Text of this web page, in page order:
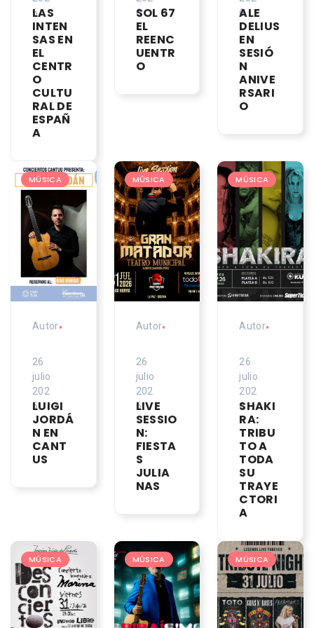
6
LAS
INTEN
SAS EN
EL
CENTR
O
CULTU
RAL DE
ESPAÑ
A
6
SOL 67
EL
REENC
UENTR
O
6
ALE
DELIUS
EN
SESIÓ
N
ANIVE
RSARI
O
MÚSICA
Autor•
26
julio
202
6
LUIGI
JORDÁ
N EN
CANT
US
MÚSICA
Autor•
26
julio
202
6
LIVE
SESSIO
N:
FIESTA
S
JULIA
NAS
MÚSICA
Autor•
26
julio
202
6
SHAKI
RA:
TRIBU
TO A
TODA
SU
TRAYE
CTORI
A
MÚSICA MÚSICA MÚSICA